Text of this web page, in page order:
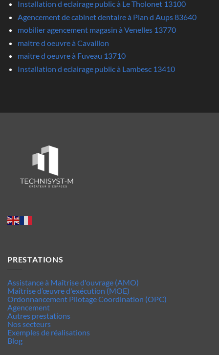
Installation d eclairage public à Le Tholonet 13100
Agencement de cabinet dentaire à Plan d Aups 83640
mobilier agencement magasin à Venelles 13770
maitre d oeuvre à Cavaillon
maitre d oeuvre à Fuveau 13710
Installation d eclairage public à Lambesc 13410
PRESTATIONS
Assistance à Maîtrise d'ouvrage (AMO)
Maîtrise d’œuvre d'exécution (MOE)
Ordonnancement Pilotage Coordination (OPC)
Agencement
Autres prestations
Nos secteurs
Exemples de réalisations
Blog